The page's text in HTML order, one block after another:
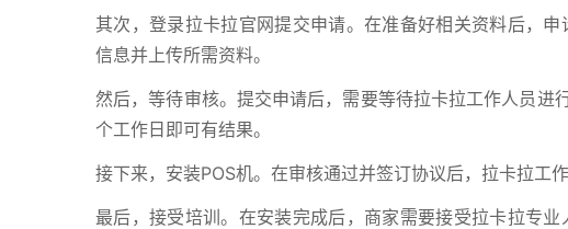
其次，登录拉卡拉官网提交申请。在准备好相关资料后，
信息并上传所需资料。
然后，等待审核。提交申请后，需要等待拉卡拉工作人员
个工作日即可有结果。
接下来，安装POS机。在审核通过并签订协议后，拉卡拉工
最后，接受培训。在安装完成后，商家需要接受拉卡拉专